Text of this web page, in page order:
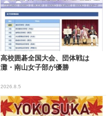
高校囲碁全国大会、団体戦は
灘・南山女子部が優勝
2026.8.5